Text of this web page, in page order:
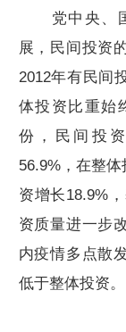
党中央、国
展，民间投资
2012年有民间
体投资比重始
份，民间投
56.9%，在整
资增长18.9%
资质量进一步
内疫情多点散
低于整体投资。